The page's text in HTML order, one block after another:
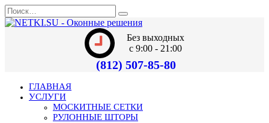
Без выходных
с 9:00 - 21:00
(812) 507-85-80
ГЛАВНАЯ
УСЛУГИ
МОСКИТНЫЕ СЕТКИ
РУЛОННЫЕ ШТОРЫ